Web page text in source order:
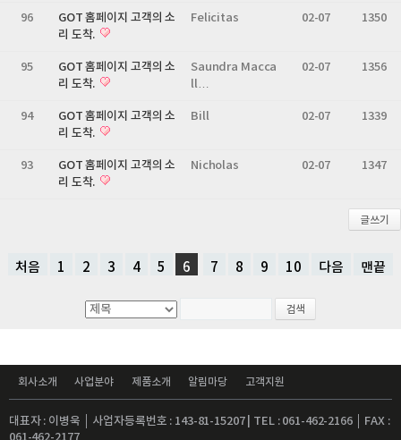
96
GOT 홈페이지 고객의 소
리 도착.
Felicitas 02-07 1350
95
GOT 홈페이지 고객의 소
리 도착.
Saundra Macca
ll…
02-07 1356
94
GOT 홈페이지 고객의 소
리 도착.
Bill 02-07 1339
93
GOT 홈페이지 고객의 소
리 도착.
Nicholas 02-07 1347
글쓰기
처음 1 2 3 4 5 6 7 8 9 10 다음 맨끝
회사소개 사업분야 제품소개 알림마당 고객지원
대표자 : 이병욱 │ 사업자등록번호 : 143-81-15207 | TEL : 061-462-2166 │ FAX :